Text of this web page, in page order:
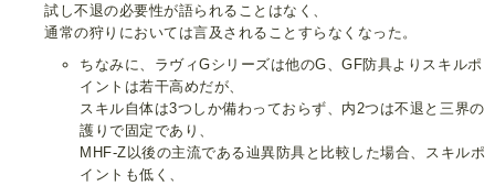
試し不退の必要性が語られることはなく、
通常の狩りにおいては言及されることすらなくなった。
ちなみに、ラヴィGシリーズは他のG、GF防具よりスキルポ
イントは若干高めだが、
スキル自体は3つしか備わっておらず、内2つは不退と三界の
護りで固定であり、
MHF-Z以後の主流である辿異防具と比較した場合、スキルポ
イントも低く、